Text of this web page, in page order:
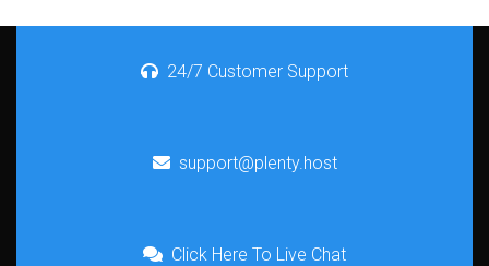
24/7 Customer Support
support@plenty.host
Click Here To Live Chat